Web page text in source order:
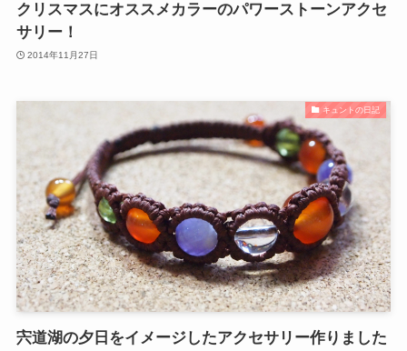
クリスマスにオススメカラーのパワーストーンアクセ
サリー！
2014年11月27日
キュントの日記
宍道湖の夕日をイメージしたアクセサリー作りました